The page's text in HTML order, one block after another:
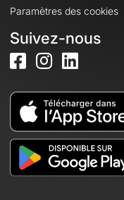
Paramètres des cookies
Suivez-nous